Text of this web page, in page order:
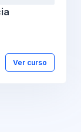
Ver curso